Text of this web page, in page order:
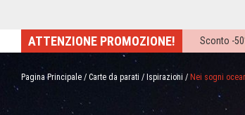
ATTENZIONE PROMOZIONE! Sconto -
Pagina Principale / Carte da parati / Ispirazioni / Nei sogni